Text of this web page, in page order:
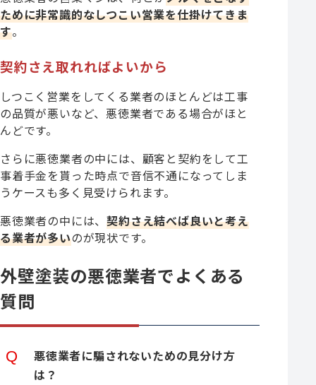
ために非常識的なしつこい営業を仕掛けてきま
す。
契約さえ取れればよいから
しつこく営業をしてくる業者のほとんどは工事
の品質が悪いなど、悪徳業者である場合がほと
んどです。
さらに悪徳業者の中には、顧客と契約をして工
事着手金を貰った時点で音信不通になってしま
うケースも多く見受けられます。
悪徳業者の中には、契約さえ結べば良いと考え
る業者が多いのが現状です。
外壁塗装の悪徳業者でよくある
質問
悪徳業者に騙されないための見分け方
は？